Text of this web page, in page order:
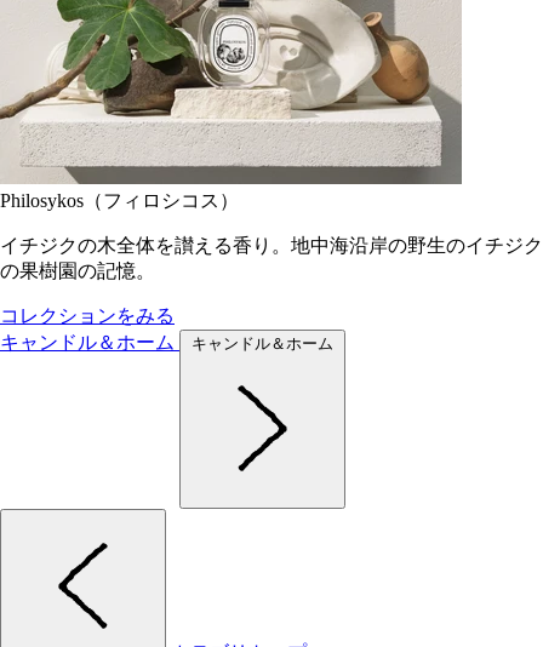
Philosykos（フィロシコス）
イチジクの木全体を讃える香り。地中海沿岸の野生のイチジク
の果樹園の記憶。
コレクションをみる
キャンドル＆ホーム
キャンドル＆ホーム